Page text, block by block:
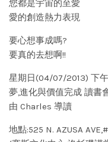
您都是宇宙的至愛
愛的創造熱力表現
要心想事成嗎?
要真的去想啊!!
星期日(04/07/2013) 下午
夢,進化與價值完成 讀書
由 Charles 導讀
地點:525 N. AZUSA